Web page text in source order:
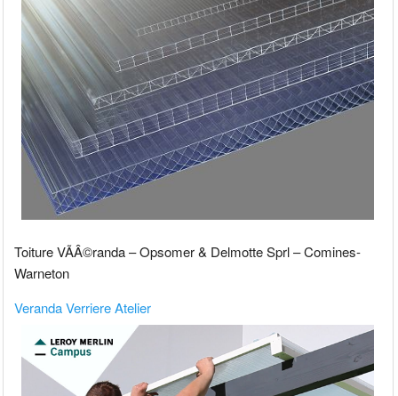
Toiture VÃÂ©randa – Opsomer & Delmotte Sprl – Comines-
Warneton
Veranda Verriere Atelier